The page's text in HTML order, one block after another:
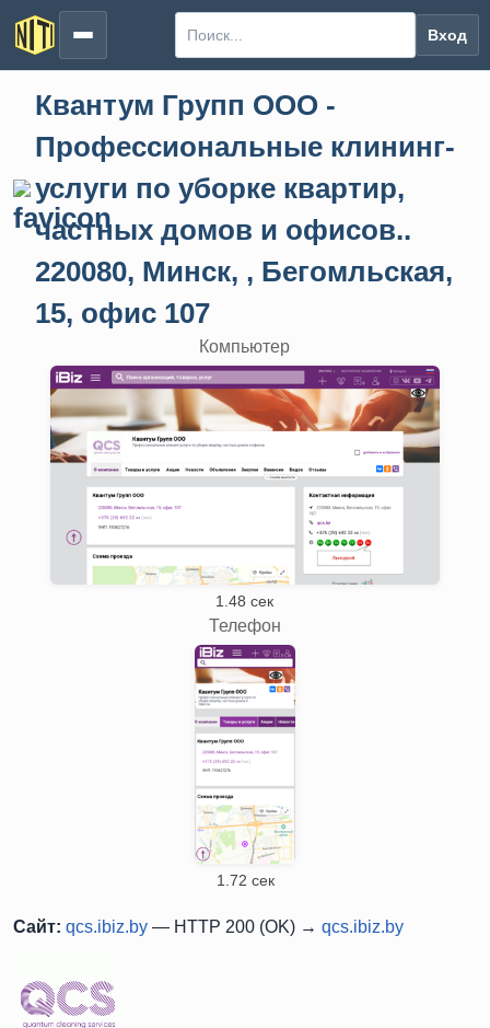
Вход
Квантум Групп ООО -
Профессиональные клининг-
услуги по уборке квартир,
частных домов и офисов..
220080, Минск, , Бегомльская,
15, офис 107
Компьютер
1.48 сек
Телефон
1.72 сек
Сайт: qcs.ibiz.by — HTTP 200 (OK) → qcs.ibiz.by